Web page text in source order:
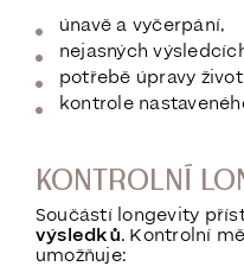
únavě a vyčerpání,
nejasných
potřebě úpravy
kontrole
KONTROLNÍ
Součástí longevity
výsledků. Kontrolní
umožňuje: